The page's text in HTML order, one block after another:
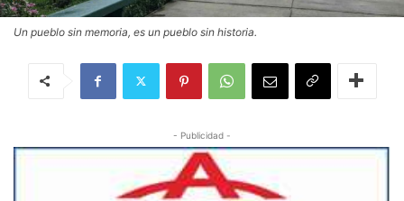
Un pueblo sin memoria, es un pueblo sin historia.
- Publicidad -